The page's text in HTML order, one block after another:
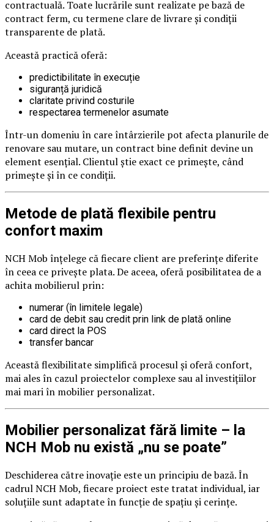
contractuală. Toate lucrările sunt realizate pe bază de
contract ferm, cu termene clare de livrare și condiții
transparente de plată.
Această practică oferă:
predictibilitate în execuție
siguranță juridică
claritate privind costurile
respectarea termenelor asumate
Într-un domeniu în care întârzierile pot afecta planurile de
renovare sau mutare, un contract bine definit devine un
element esențial. Clientul știe exact ce primește, când
primește și în ce condiții.
Metode de plată flexibile pentru
confort maxim
NCH Mob înțelege că fiecare client are preferințe diferite
în ceea ce privește plata. De aceea, oferă posibilitatea de a
achita mobilierul prin:
numerar (în limitele legale)
card de debit sau credit prin link de plată online
card direct la POS
transfer bancar
Această flexibilitate simplifică procesul și oferă confort,
mai ales în cazul proiectelor complexe sau al investițiilor
mai mari în mobilier personalizat.
Mobilier personalizat fără limite – la
NCH Mob nu există „nu se poate”
Deschiderea către inovație este un principiu de bază. În
cadrul NCH Mob, fiecare proiect este tratat individual, iar
soluțiile sunt adaptate în funcție de spațiu și cerințe.